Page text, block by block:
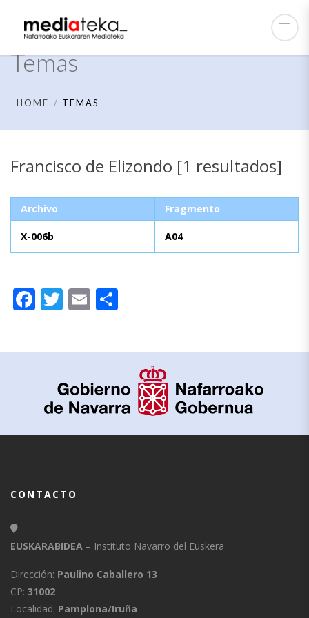
Temas
HOME TEMAS
Francisco de Elizondo [1 resultados]
Archivo Fragmento
X-006b A04
Facebook
Twitter
Email
CONTACTO
EUSKARABIDEA – Instituto Navarro del Euskera
Dirección: Paulino Caballero 13
CP: 31002
Localidad: Pamplona/Iruña